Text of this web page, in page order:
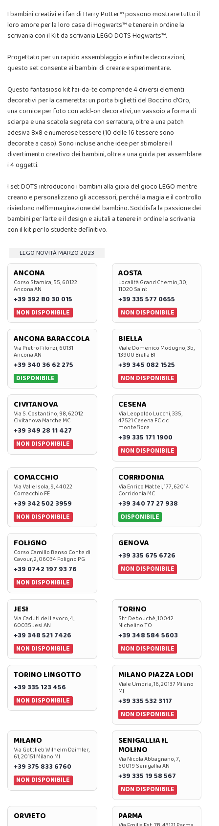
I bambini creativi e i fan di Harry Potter™ possono mostrare tutto il
loro amore per la loro casa di Hogwarts™ e tenere in ordine la
scrivania con il Kit da scrivania LEGO DOTS Hogwarts™.
Progettato per un rapido assemblaggio e infinite decorazioni,
questo set consente ai bambini di creare e sperimentare.
Questo fantasioso kit fai-da-te comprende 4 diversi elementi
decorativi per la cameretta: un porta biglietti del Boccino d’Oro,
una cornice per foto con add-on decorativi, un vassoio a forma di
sciarpa e una scatola segreta con serratura, oltre a una patch
adesiva 8x8 e numerose tessere (10 delle 16 tessere sono
decorate a caso). Sono incluse anche idee per stimolare il
divertimento creativo dei bambini, oltre a una guida per assemblare
i 4 oggetti.
I set DOTS introducono i bambini alla gioia del gioco LEGO mentre
creano e personalizzano gli accessori, perché la magia e il controllo
risiedono nell’immaginazione del bambino. Soddisfa la passione dei
bambini per l’arte e il design e aiutali a tenere in ordine la scrivania
con il kit per lo studente definitivo.
LEGO NOVITÀ MARZO 2023
ANCONA
Corso Stamira, 55, 60122
Ancona AN
+39 392 80 30 015
NON DISPONIBILE
AOSTA
Località Grand Chemin, 30,
11020 Saint
+39 335 577 0655
NON DISPONIBILE
ANCONA BARACCOLA
Via Pietro Filonzi, 60131
Ancona AN
+39 340 36 62 275
DISPONIBILE
BIELLA
Viale Domenico Modugno, 3b,
13900 Biella BI
+39 345 082 1525
NON DISPONIBILE
CIVITANOVA
Via S. Costantino, 98, 62012
Civitanova Marche MC
+39 349 28 11 427
NON DISPONIBILE
CESENA
Via Leopoldo Lucchi, 335,
47521 Cesena FC c.c.
montefiore
+39 335 171 1900
NON DISPONIBILE
COMACCHIO
Via Valle Isola, 9, 44022
Comacchio FE
+39 342 502 3959
NON DISPONIBILE
CORRIDONIA
Via Enrico Mattei, 177, 62014
Corridonia MC
+39 340 77 27 938
DISPONIBILE
FOLIGNO
Corso Camillo Benso Conte di
Cavour, 2, 06034 Foligno PG
+39 0742 197 93 76
NON DISPONIBILE
GENOVA
+39 335 675 6726
NON DISPONIBILE
JESI
Via Caduti del Lavoro, 4,
60035 Jesi AN
+39 348 521 7426
NON DISPONIBILE
TORINO
Str. Debouchè, 10042
Nichelino TO
+39 348 584 5603
NON DISPONIBILE
TORINO LINGOTTO
+39 335 123 456
NON DISPONIBILE
MILANO PIAZZA LODI
Viale Umbria, 16, 20137 Milano
MI
+39 335 532 3117
NON DISPONIBILE
MILANO
Via Gottlieb Wilhelm Daimler,
61, 20151 Milano MI
+39 375 833 6760
NON DISPONIBILE
SENIGALLIA IL
MOLINO
Via Nicola Abbagnano, 7,
60019 Senigallia AN
+39 335 19 58 567
NON DISPONIBILE
ORVIETO PARMA